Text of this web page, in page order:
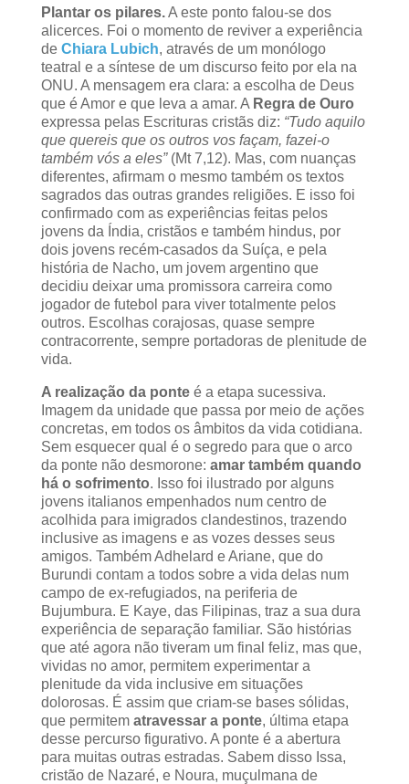
Plantar os pilares.A este ponto falou-se dos
alicerces. Foi o momento de reviver a experiência
de Chiara Lubich, através de um monólogo
teatral e a síntese de um discurso feito por ela na
ONU. A mensagem era clara: a escolha de Deus
que é Amor e que leva a amar. A Regra de Ouro
expressa pelas Escrituras cristãs diz: “Tudo aquilo
que quereis que os outros vos façam, fazei-o
também vós a eles”(Mt 7,12). Mas, com nuanças
diferentes, afirmam o mesmo também os textos
sagrados das outras grandes religiões. E isso foi
confirmado com as experiências feitas pelos
jovens da Índia, cristãos e também hindus, por
dois jovens recém-casados da Suíça, e pela
história de Nacho, um jovem argentino que
decidiu deixar uma promissora carreira como
jogador de futebol para viver totalmente pelos
outros. Escolhas corajosas, quase sempre
contracorrente, sempre portadoras de plenitude de
vida.
A realização da ponteé a etapa sucessiva.
Imagem da unidade que passa por meio de ações
concretas, em todos os âmbitos da vida cotidiana.
Sem esquecer qual é o segredo para que o arco
da ponte não desmorone: amar também quando
há o sofrimento. Isso foi ilustrado por alguns
jovens italianos empenhados num centro de
acolhida para imigrados clandestinos, trazendo
inclusive as imagens e as vozes desses seus
amigos. Também Adhelard e Ariane, que do
Burundi contam a todos sobre a vida delas num
campo de ex-refugiados, na periferia de
Bujumbura. E Kaye, das Filipinas, traz a sua dura
experiência de separação familiar. São histórias
que até agora não tiveram um final feliz, mas que,
vividas no amor, permitem experimentar a
plenitude da vida inclusive em situações
dolorosas. É assim que criam-se bases sólidas,
que permitem atravessar a ponte, última etapa
desse percurso figurativo. A ponte é a abertura
para muitas outras estradas. Sabem disso Issa,
cristão de Nazaré, e Noura, muçulmana de